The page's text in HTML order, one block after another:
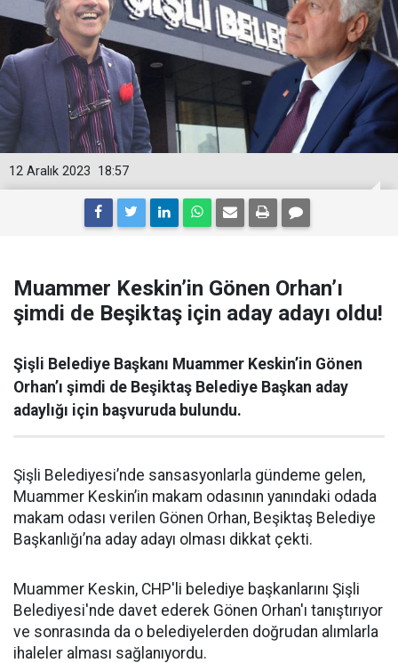
18:57
12 Aralık 2023
Muammer Keskin’in Gönen Orhan’ı
şimdi de Beşiktaş için aday adayı oldu!
Şişli Belediye Başkanı Muammer Keskin’in Gönen
Orhan’ı şimdi de Beşiktaş Belediye Başkan aday
adaylığı için başvuruda bulundu.
Şişli Belediyesi’nde sansasyonlarla gündeme gelen,
Muammer Keskin’in makam odasının yanındaki odada
makam odası verilen Gönen Orhan, Beşiktaş Belediye
Başkanlığı’na aday adayı olması dikkat çekti.
Muammer Keskin, CHP'li belediye başkanlarını Şişli
Belediyesi'nde davet ederek Gönen Orhan'ı tanıştırıyor
ve sonrasında da o belediyelerden doğrudan alımlarla
ihaleler alması sağlanıyordu.